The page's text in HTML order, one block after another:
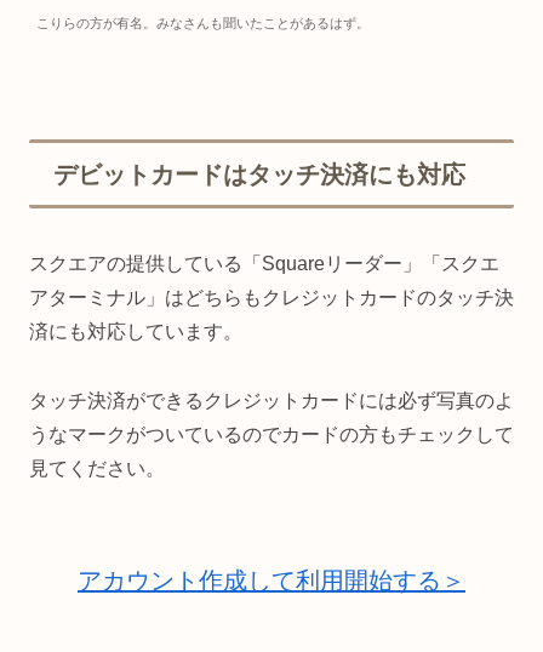
こりらの方が有名。みなさんも聞いたことがあるはず。
デビットカードはタッチ決済にも対応
スクエアの提供している「Squareリーダー」「スクエ
アターミナル」はどちらもクレジットカードのタッチ決
済にも対応しています。
タッチ決済ができるクレジットカードには必ず写真のよ
うなマークがついているのでカードの方もチェックして
見てください。
アカウント作成して利用開始する＞